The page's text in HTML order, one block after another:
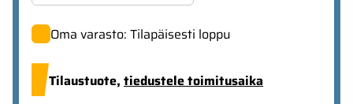
Oma varasto: Tilapäisesti loppu
Tilaustuote, tiedustele toimitusaika